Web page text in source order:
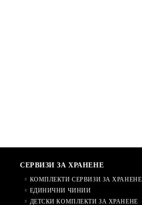
СЕРВИЗИ ЗА ХРАНЕНЕ
КОМПЛЕКТИ СЕРВИЗИ ЗА ХРАНЕНЕ
ЕДИНИЧНИ ЧИНИИ
ДЕТСКИ КОМПЛЕКТИ ЗА ХРАНЕНЕ